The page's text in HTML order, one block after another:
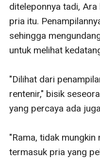
diteleponnya tadi,
pria itu.
sehingga
untuk melihat
"Dilihat dari
rentenir," bisik
yang percaya ada
"Rama, tidak mungkin
termasuk pria yang